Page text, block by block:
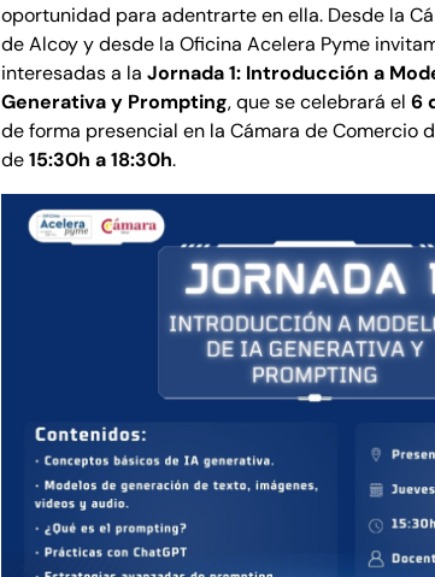
oportunidad para adentrarte en ella. Desde la
de Alcoy y desde la Oficina Acelera Pyme
interesadas a laJornada 1: Introducción a
Generativa y Prompting, que se celebrará el6
de forma presencial en la Cámara de Comercio
de15:30h a 18:30h.